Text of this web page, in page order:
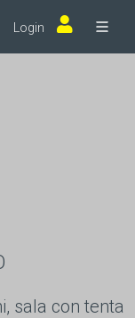
Login
sala con tenta